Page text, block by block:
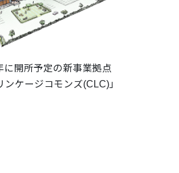
に開所予定の新事業拠点
ンケージコモンズ(CLC)」